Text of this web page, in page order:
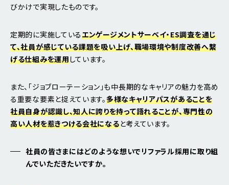
びかけで実現したものです。
定期的に実施しているエンゲージメントサーベイ・ES調査を通じ
て、社員が感じている課題を吸い上げ、職場環境や制度改善へ繋
げる仕組みを運用しています。
また、「ジョブローテーション」も中長期的なキャリアの魅力を高め
る重要な要素と捉えています。多様なキャリアパスがあることを
社員自身が認識し、知人に誇りを持って語れることが、専門性の
高い人材を惹きつける会社になると考えています。
社員の皆さまにはどのような想いでリファラル採用に取り組
んでいただきたいですか。